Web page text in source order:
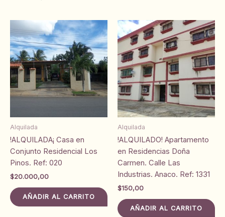
Alquilada
!ALQUILADA¡ Casa en
Conjunto Residencial Los
Pinos. Ref: 020
$20.000,00
AÑADIR AL CARRITO
Alquilada
!ALQUILADO! Apartamento
en Residencias Doña
Carmen. Calle Las
Industrias. Anaco. Ref: 1331
$150,00
AÑADIR AL CARRITO